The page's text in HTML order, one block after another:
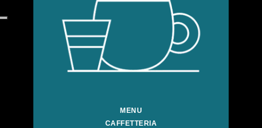
MENU
CAFFETTERIA